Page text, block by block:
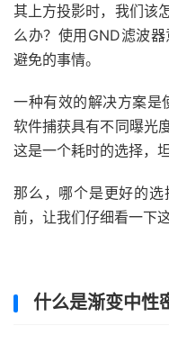
其上方投影时，我们该
么办？使用GND滤波
避免的事情。
一种有效的解决方案
软件捕获具有不同曝光
这是一个耗时的选择，
那么，哪个是更好的
前，让我们仔细看一下
什么是渐变中性